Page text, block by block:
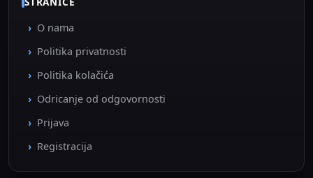
O nama
Politika privatnosti
Politika kolačića
Odricanje od odgovornosti
Prijava
Registracija